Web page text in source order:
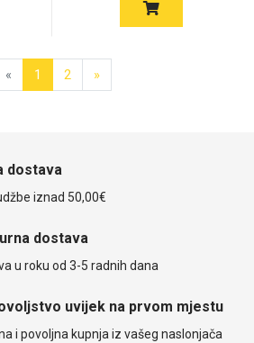
« 1 2 »
dostava
iznad 50,00€
dostava
u roku od 3-5 radnih dana
uvijek na prvom mjestu
i povoljna kupnja iz vašeg naslonjača